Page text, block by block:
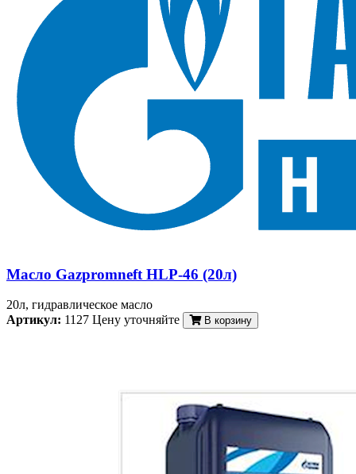
Масло Gazpromneft HLP-46 (20л)
20л, гидравлическое масло
Артикул: 1127 Цену уточняйте В корзину